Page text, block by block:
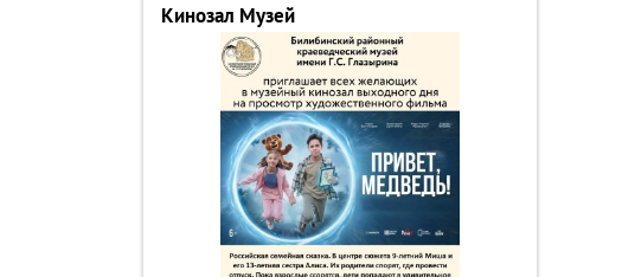
Кинозал Музей